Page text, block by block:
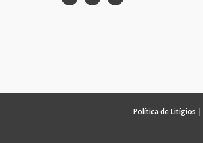
Política de Litígios |